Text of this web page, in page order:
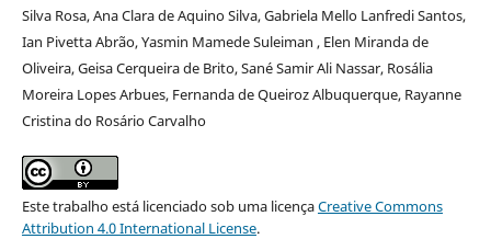
Silva Rosa, Ana Clara de Aquino Silva, Gabriela Mello Lanfredi Santos,
Ian Pivetta Abrão, Yasmin Mamede Suleiman , Elen Miranda de
Oliveira, Geisa Cerqueira de Brito, Sané Samir Ali Nassar, Rosália
Moreira Lopes Arbues, Fernanda de Queiroz Albuquerque, Rayanne
Cristina do Rosário Carvalho
Este trabalho está licenciado sob uma licençaCreative Commons
Attribution 4.0 International License.